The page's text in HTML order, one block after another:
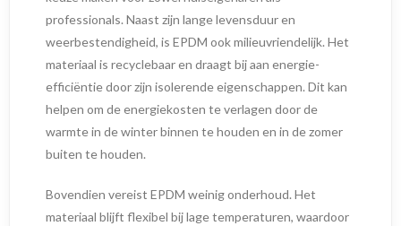
professionals. Naast zijn lange levensduur en
weerbestendigheid, is EPDM ook milieuvriendelijk. Het
materiaal is recyclebaar en draagt bij aan energie-
efficiëntie door zijn isolerende eigenschappen. Dit kan
helpen om de energiekosten te verlagen door de
warmte in de winter binnen te houden en in de zomer
buiten te houden.
Bovendien vereist EPDM weinig onderhoud. Het
materiaal blijft flexibel bij lage temperaturen, waardoor